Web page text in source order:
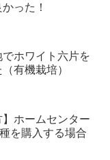
った！
でホワイト六片を
有機栽培）
】ホームセンター
を購入する場合